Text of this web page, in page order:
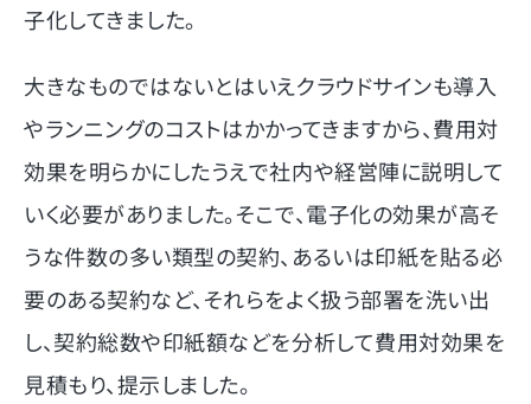
子化してきました。
大きなものではないとはいえクラウドサインも導入
やランニングのコストはかかってきますから、費用対
効果を明らかにしたうえで社内や経営陣に説明して
いく必要がありました。そこで、電子化の効果が高そ
うな件数の多い類型の契約、あるいは印紙を貼る必
要のある契約など、それらをよく扱う部署を洗い出
し、契約総数や印紙額などを分析して費用対効果を
見積もり、提示しました。